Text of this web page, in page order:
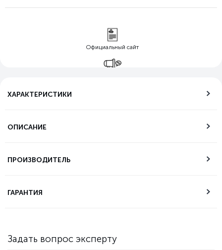
Официальный сайт
Задать вопрос эксперту
ХАРАКТЕРИСТИКИ
ОПИСАНИЕ
ПРОИЗВОДИТЕЛЬ
ГАРАНТИЯ